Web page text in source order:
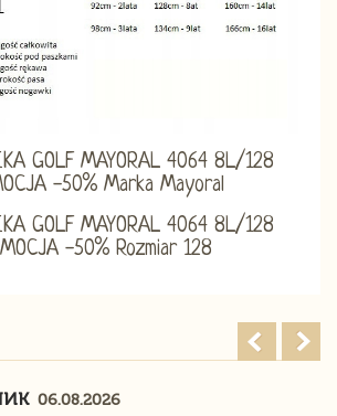
06.08.2026